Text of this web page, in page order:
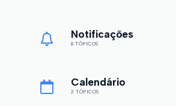
Notificações
8 TÓPICOS
Calendário
2 TÓPICOS